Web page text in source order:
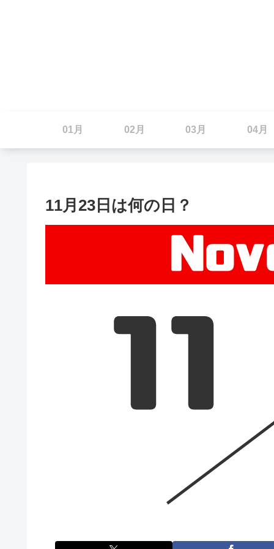
01月 02月 03月 04月
11月23日は何の日？